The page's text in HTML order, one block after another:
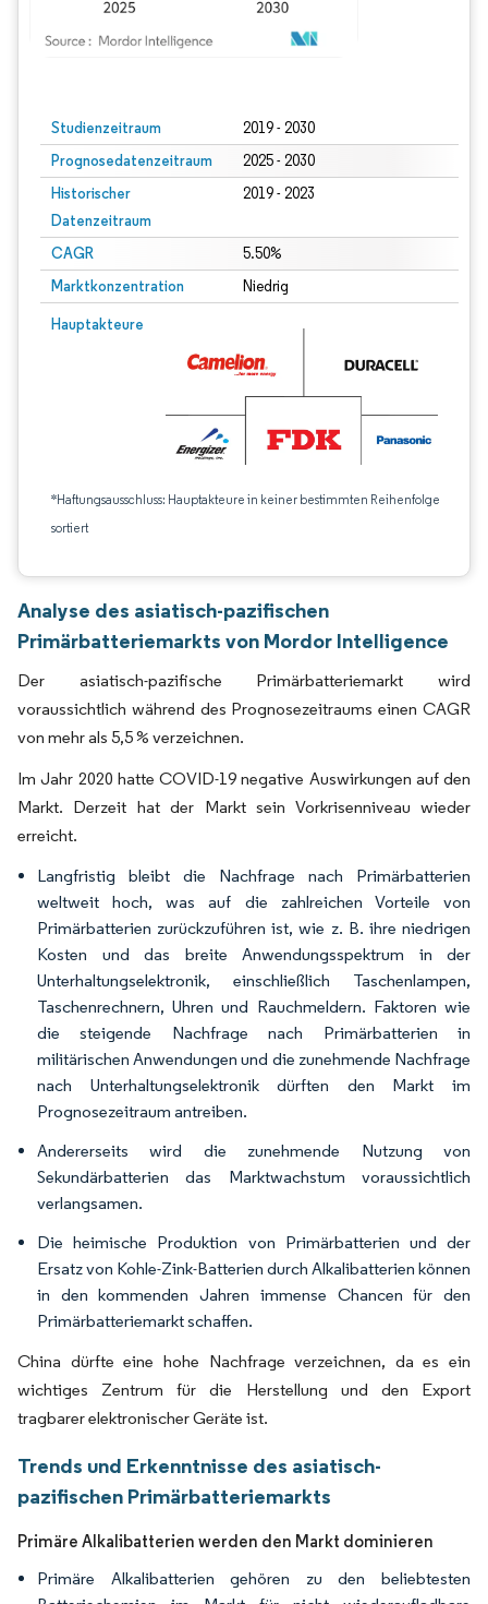
Studienzeitraum 2019 - 2030
Prognosedatenzeitraum 2025 - 2030
Historischer
Datenzeitraum
2019 - 2023
CAGR 5.50%
Marktkonzentration Niedrig
Hauptakteure
*Haftungsausschluss: Hauptakteure in keiner bestimmten Reihenfolge
sortiert
Analyse des asiatisch-pazifischen
Primärbatteriemarkts von Mordor Intelligence
Der asiatisch-pazifische Primärbatteriemarkt wird
voraussichtlich während des Prognosezeitraums einen CAGR
von mehr als 5,5 % verzeichnen.
Im Jahr 2020 hatte COVID-19 negative Auswirkungen auf den
Markt. Derzeit hat der Markt sein Vorkrisenniveau wieder
erreicht.
Langfristig bleibt die Nachfrage nach Primärbatterien
weltweit hoch, was auf die zahlreichen Vorteile von
Primärbatterien zurückzuführen ist, wie z. B. ihre niedrigen
Kosten und das breite Anwendungsspektrum in der
Unterhaltungselektronik, einschließlich Taschenlampen,
Taschenrechnern, Uhren und Rauchmeldern. Faktoren wie
die steigende Nachfrage nach Primärbatterien in
militärischen Anwendungen und die zunehmende Nachfrage
nach Unterhaltungselektronik dürften den Markt im
Prognosezeitraum antreiben.
Andererseits wird die zunehmende Nutzung von
Sekundärbatterien das Marktwachstum voraussichtlich
verlangsamen.
Die heimische Produktion von Primärbatterien und der
Ersatz von Kohle-Zink-Batterien durch Alkalibatterien können
in den kommenden Jahren immense Chancen für den
Primärbatteriemarkt schaffen.
China dürfte eine hohe Nachfrage verzeichnen, da es ein
wichtiges Zentrum für die Herstellung und den Export
tragbarer elektronischer Geräte ist.
Trends und Erkenntnisse des asiatisch-
pazifischen Primärbatteriemarkts
Primäre Alkalibatterien werden den Markt dominieren
Primäre Alkalibatterien gehören zu den beliebtesten